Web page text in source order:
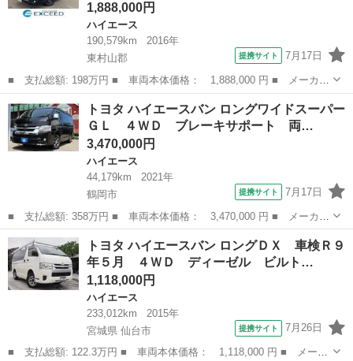
1,888,000円
ハイエース
190,579km
2016年
東村山郡
提携サイト 7月17日
■ 支払総額: 198万円 ■ 車両本体価格： 1,888,000 円 ■ メーカー
名： トヨタ ■ 車種名： ハイエースバン ■ グレード名： ロン
グスーパーＧＬ ４ＷＤ ナビ ＴＶ 電動格納ミラー 後席モニタ
ー ＡＴ ...
山形 東村山郡 ハイエース
トヨタ ハイエースバン ロングワイドスーパー
ＧＬ ４ＷＤ ブレーキサポート 両…
3,470,000円
ハイエース
44,179km
2021年
鶴岡市
提携サイト 7月17日
■ 支払総額: 358万円 ■ 車両本体価格： 3,470,000 円 ■ メーカー
名： トヨタ ■ 車種名： ハイエースバン ■ グレード名： ロン
グワイドスーパーＧＬ ４ＷＤ ブレーキサポート 両側オートスラ
イドドア ...
山形 鶴岡市 ハイエース
トヨタ ハイエースバン ロングＤＸ 車検Ｒ９
年５月 ４ＷＤ ディーゼル ビルト…
1,118,000円
ハイエース
233,012km
2015年
宮城県 仙台市
提携サイト 7月26日
■ 支払総額: 122.3万円 ■ 車両本体価格： 1,118,000 円 ■ メーカ